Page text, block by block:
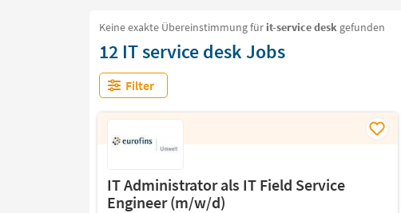
Keine exakte Übereinstimmung für it-service deskgefunden
12 IT service desk Jobs
Filter
IT Administrator als IT Field Service
Engineer (m/w/d)